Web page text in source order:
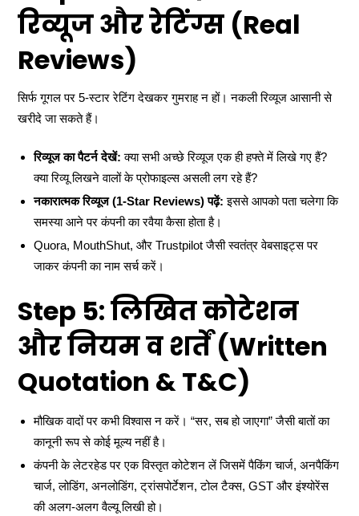
रिव्यूज और रेटिंग्स (Real
Reviews)
सिर्फ गूगल पर 5-स्टार रेटिंग देखकर गुमराह न हों। नकली रिव्यूज आसानी से
खरीदे जा सकते हैं।
रिव्यूज का पैटर्न देखें: क्या सभी अच्छे रिव्यूज एक ही हफ्ते में लिखे गए हैं?
क्या रिव्यू लिखने वालों के प्रोफाइल्स असली लग रहे हैं?
नकारात्मक रिव्यूज (1-Star Reviews) पढ़ें: इससे आपको पता चलेगा कि
समस्या आने पर कंपनी का रवैया कैसा होता है।
Quora, MouthShut, और Trustpilot जैसी स्वतंत्र वेबसाइट्स पर
जाकर कंपनी का नाम सर्च करें।
Step 5: लिखित कोटेशन
और नियम व शर्तें (Written
Quotation & T&C)
मौखिक वादों पर कभी विश्वास न करें। “सर, सब हो जाएगा” जैसी बातों का
कानूनी रूप से कोई मूल्य नहीं है।
कंपनी के लेटरहेड पर एक विस्तृत कोटेशन लें जिसमें पैकिंग चार्ज, अनपैकिंग
चार्ज, लोडिंग, अनलोडिंग, ट्रांसपोर्टेशन, टोल टैक्स, GST और इंश्योरेंस
की अलग-अलग वैल्यू लिखी हो।